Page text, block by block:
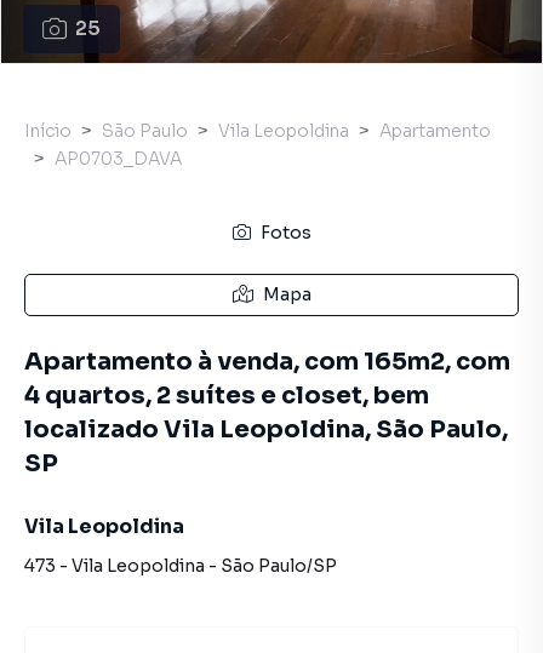
25
Início São Paulo Vila Leopoldina
Apartamento
AP0703_DAVA
Fotos
Mapa
Apartamento à venda, com 165m2, com
4 quartos, 2 suítes e closet, bem
localizado Vila Leopoldina, São Paulo,
SP
Vila Leopoldina
473 - Vila Leopoldina - São Paulo/SP